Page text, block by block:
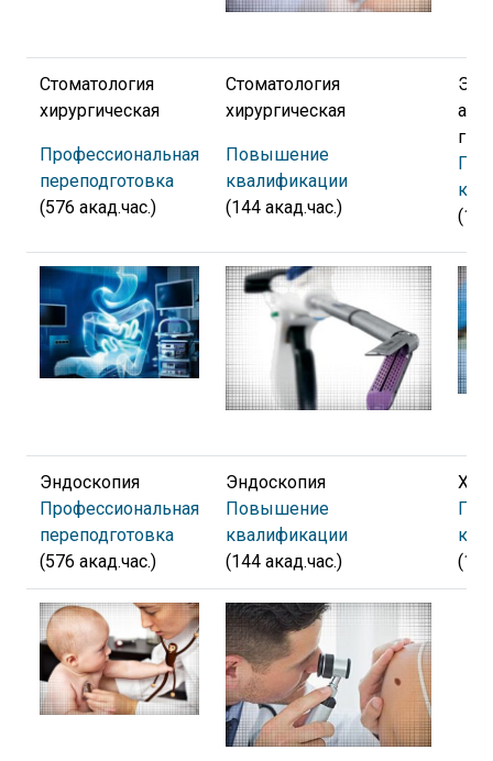
Стоматология
хирургическая
Профессиональная
переподготовка
(576 акад.час.)
Стоматология
хирургическая
Повышение
квалификации
(144 акад.час.)
Эндоскопия
Профессиональная
переподготовка
(576 акад.час.)
Эндоскопия
Повышение
квалификации
(144 акад.час.)